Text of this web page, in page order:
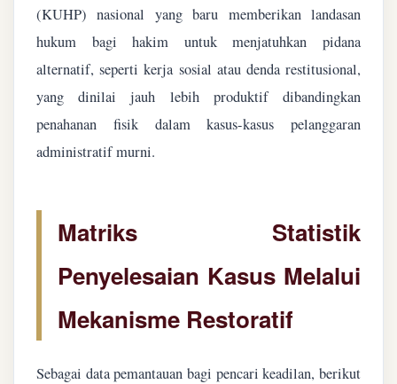
(KUHP) nasional yang baru memberikan landasan
hukum bagi hakim untuk menjatuhkan pidana
alternatif, seperti kerja sosial atau denda restitusional,
yang dinilai jauh lebih produktif dibandingkan
penahanan fisik dalam kasus-kasus pelanggaran
administratif murni.
Matriks Statistik
Penyelesaian Kasus Melalui
Mekanisme Restoratif
Sebagai data pemantauan bagi pencari keadilan, berikut